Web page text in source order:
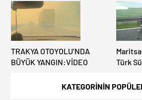
KATEGORİNİN
TRAKYA OTOYOLU’NDA
BÜYÜK YANGIN:VİDEO
Türk